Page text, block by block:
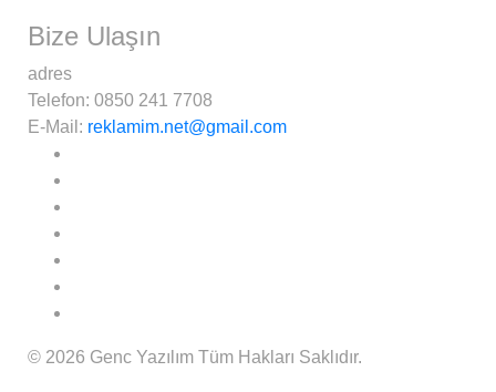
Bize Ulaşın
adres
Telefon: 0850 241 7708
E-Mail: reklamim.net@gmail.com
© 2026 Genc Yazılım Tüm Hakları Saklıdır.